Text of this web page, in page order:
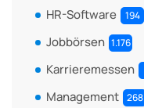
HR-Software 194
Jobbörsen 1.176
Karrieremessen
Management 268